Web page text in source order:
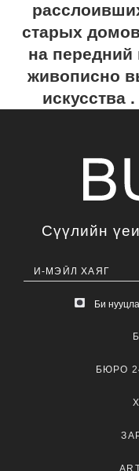
старых
на передний
живописно
искусства
Сүүлийн
Би
БЮРО